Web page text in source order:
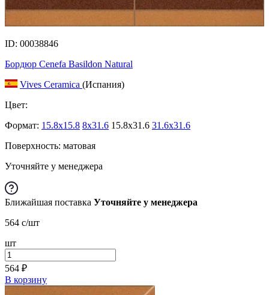
ID: 00038846
Бордюр Cenefa Basildon Natural
Vives Ceramica (Испания)
Цвет:
Формат: 15.8x15.8 8x31.6 15.8x31.6 31.6x31.6
Поверхность: матовая
Уточняйте у менеджера
Ближайшая поставка Уточняйте у менеджера
564 c/шт
шт
564 ₽
В корзину